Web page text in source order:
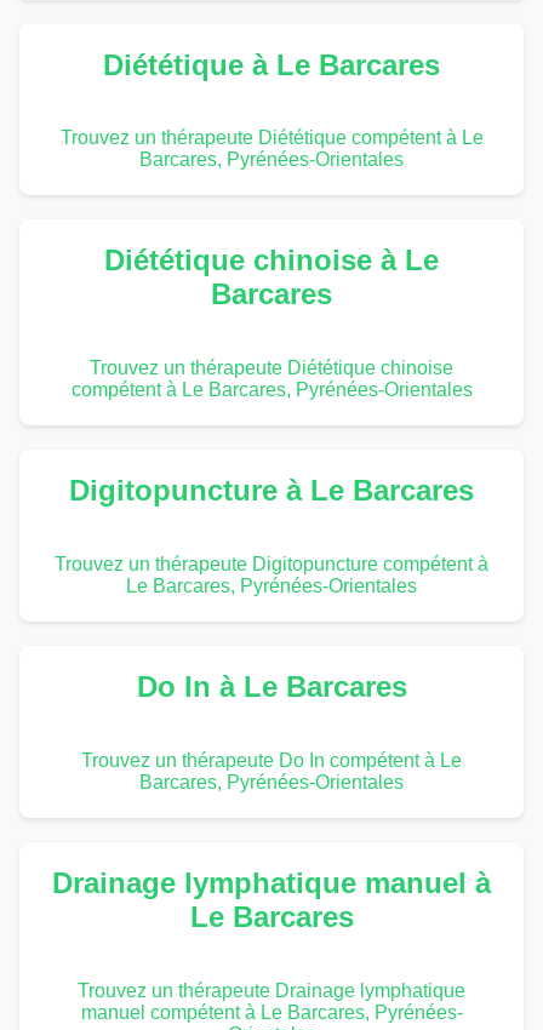
Diététique à Le Barcares
Trouvez un thérapeute Diététique compétent à Le
Barcares, Pyrénées-Orientales
Diététique chinoise à Le
Barcares
Trouvez un thérapeute Diététique chinoise
compétent à Le Barcares, Pyrénées-Orientales
Digitopuncture à Le Barcares
Trouvez un thérapeute Digitopuncture compétent à
Le Barcares, Pyrénées-Orientales
Do In à Le Barcares
Trouvez un thérapeute Do In compétent à Le
Barcares, Pyrénées-Orientales
Drainage lymphatique manuel à
Le Barcares
Trouvez un thérapeute Drainage lymphatique
manuel compétent à Le Barcares, Pyrénées-